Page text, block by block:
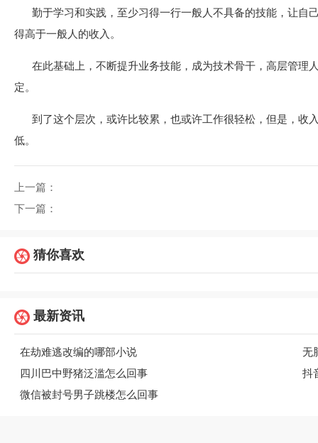
勤于学习和实践，至少习得一行一般人不具备的技能，让自
得高于一般人的收入。
在此基础上，不断提升业务技能，成为技术骨干，高层管理
定。
到了这个层次，或许比较累，也或许工作很轻松，但是，收
低。
上一篇：
下一篇：
猜你喜欢
最新资讯
在劫难逃改编的哪部小说
无
四川巴中野猪泛滥怎么回事
抖
微信被封号男子跳楼怎么回事